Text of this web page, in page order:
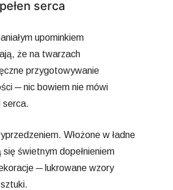
serca
upominkiem
że na twarzach
przygotowywanie
─ nic bowiem nie mówi
serca.
Włożone w ładne
świetnym dopełnieniem
─ lukrowane wzory